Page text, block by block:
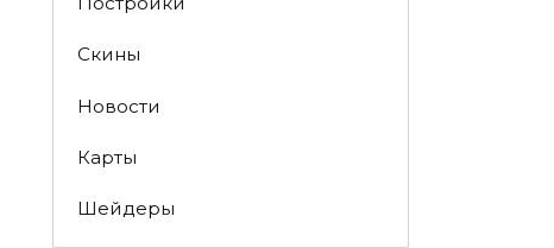
Скины
Новости
Карты
Шейдеры